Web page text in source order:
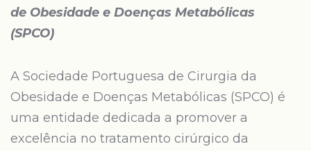
de Obesidade e Doenças Metabólicas
(SPCO)
A Sociedade Portuguesa de Cirurgia da
Obesidade e Doenças Metabólicas (SPCO) é
uma entidade dedicada a promover a
excelência no tratamento cirúrgico da